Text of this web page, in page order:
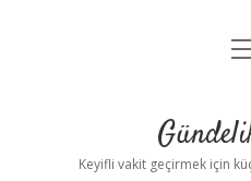
Yasal
Keyifli vakit geçirmek için